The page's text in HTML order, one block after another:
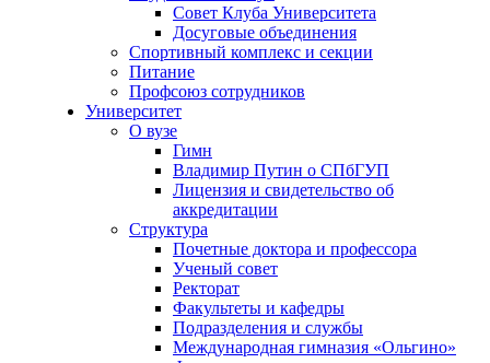
Совет Клуба Университета
Досуговые объединения
Спортивный комплекс и секции
Питание
Профсоюз сотрудников
Университет
О вузе
Гимн
Владимир Путин о СПбГУП
Лицензия и свидетельство об
аккредитации
Структура
Почетные доктора и профессора
Ученый совет
Ректорат
Факультеты и кафедры
Подразделения и службы
Международная гимназия «Ольгино»